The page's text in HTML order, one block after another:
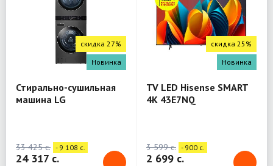
скидка 27%
Новинка
Стирально-сушильная
машина LG
33 425 c. - 9 108 c.
24 317 c.
скидка 25%
Новинка
TV LED Hisense SMART
4K 43E7NQ
3 599 c. - 900 c.
2 699 c.